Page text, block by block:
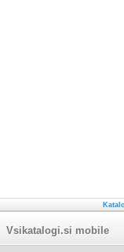
Vsikatalogi.si mobile